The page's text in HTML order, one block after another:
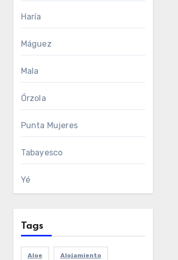
Haría
Máguez
Mala
Órzola
Punta Mujeres
Tabayesco
Yé
Tags
Aloe Alojamiento